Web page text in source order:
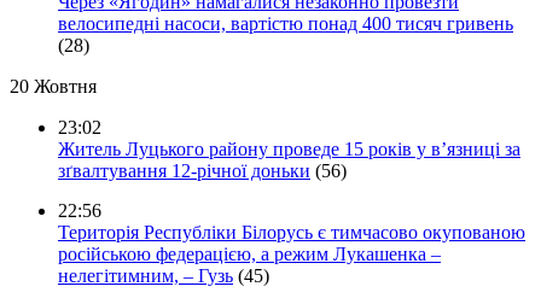
велосипедні насоси, вартістю понад 400 тисяч гривень
(28)
20 Жовтня
23:02
Житель Луцького району проведе 15 років у в’язниці за
зґвалтування 12-річної доньки (56)
22:56
Територія Республіки Білорусь є тимчасово окупованою
російською федерацією, а режим Лукашенка –
нелегітимним, – Гузь (45)